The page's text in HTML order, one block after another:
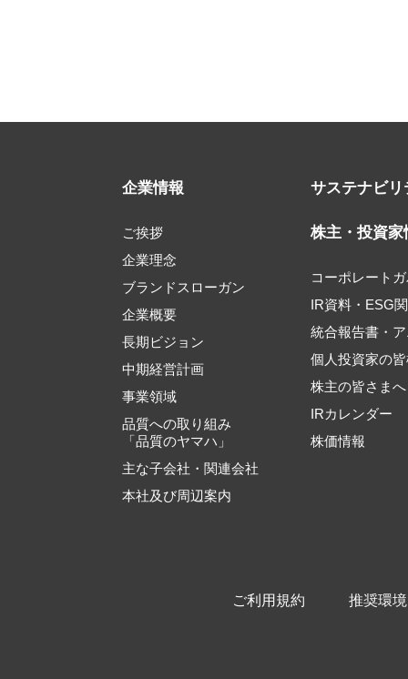
企業情報
ご挨拶
企業理念
ブランドスローガン
企業概要
長期ビジョン
中期経営計画
事業領域
品質への取り組み
「品質のヤマハ」
主な子会社・関連会社
本社及び周辺案内
サステナビリ
株主・投資家
コーポレート
IR資料・ESG
統合報告書・
個人投資家の
株主の皆さまへ
IRカレンダー
株価情報
ご利用規約 推奨環境